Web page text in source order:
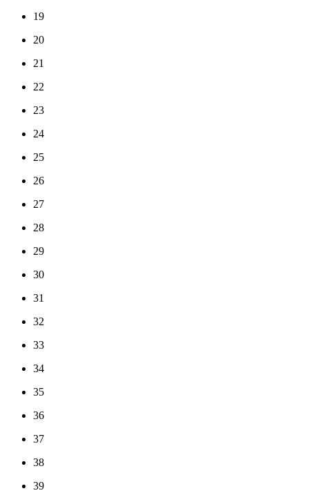
19
20
21
22
23
24
25
26
27
28
29
30
31
32
33
34
35
36
37
38
39